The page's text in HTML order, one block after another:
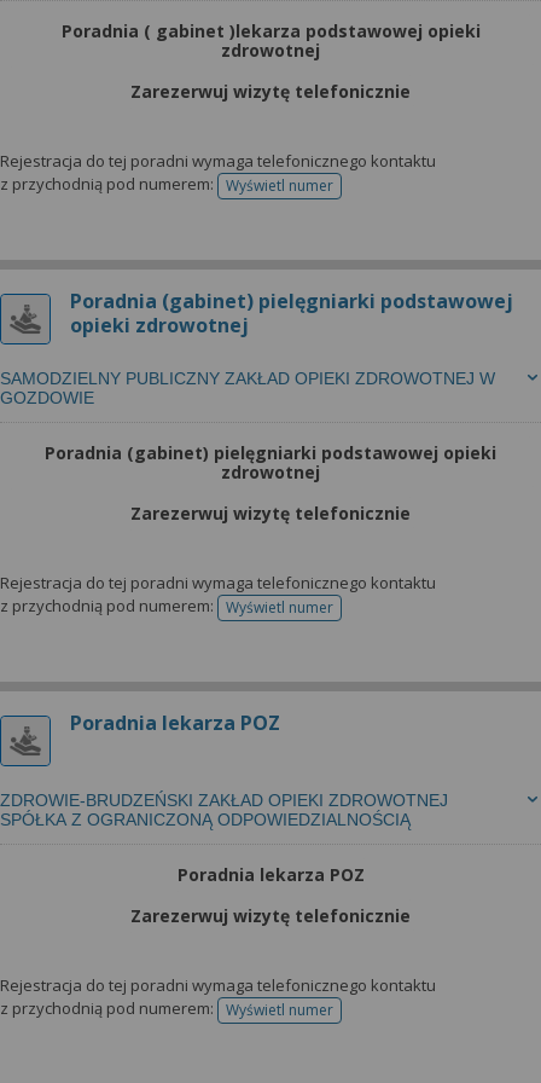
Poradnia ( gabinet )lekarza podstawowej opieki
zdrowotnej
Zarezerwuj wizytę telefonicznie
Rejestracja do tej poradni wymaga telefonicznego kontaktu
z przychodnią pod numerem:
Wyświetl numertelefonu do rejestracji
Poradnia (gabinet) pielęgniarki podstawowej
opieki zdrowotnej
SAMODZIELNY PUBLICZNY ZAKŁAD OPIEKI ZDROWOTNEJ W
GOZDOWIE
Poradnia (gabinet) pielęgniarki podstawowej opieki
zdrowotnej
Zarezerwuj wizytę telefonicznie
Rejestracja do tej poradni wymaga telefonicznego kontaktu
z przychodnią pod numerem:
Wyświetl numertelefonu do rejestracji
Poradnia lekarza POZ
ZDROWIE-BRUDZEŃSKI ZAKŁAD OPIEKI ZDROWOTNEJ
SPÓŁKA Z OGRANICZONĄ ODPOWIEDZIALNOŚCIĄ
Poradnia lekarza POZ
Zarezerwuj wizytę telefonicznie
Rejestracja do tej poradni wymaga telefonicznego kontaktu
z przychodnią pod numerem:
Wyświetl numertelefonu do rejestracji